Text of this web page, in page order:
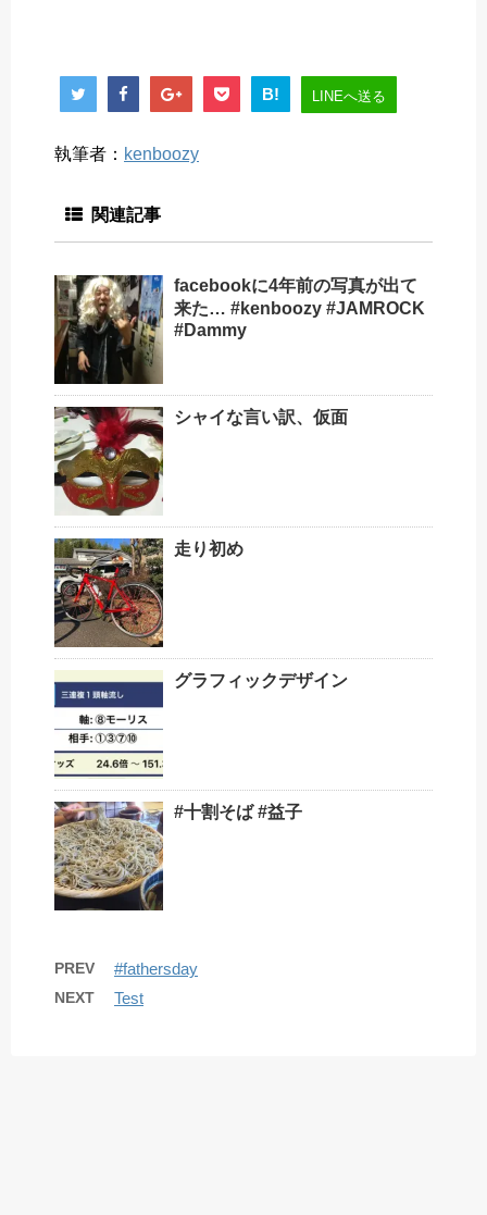
B! LINEへ送る
執筆者： kenboozy
関連記事
facebookに4年前の写真が出て
来た… #kenboozy #JAMROCK
#Dammy
シャイな言い訳、仮面
走り初め
グラフィックデザイン
#十割そば #益子
PREV #fathersday
NEXT Test